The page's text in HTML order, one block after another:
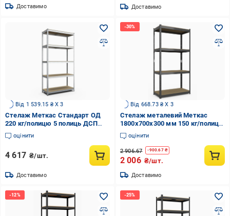
Доставимо Доставимо
Від 1 539.15 ₴ X 3
Стелаж Меткас Стандарт ОД
220 кг/полицю 5 полиць ДСП
оцинкований металевий
2400x1200x600 мм (3DPanda-
оцінити
4 617 ₴/шт.
Доставимо
Від 668.73 ₴ X 3
Стелаж металевий Меткас
1800x700x300 мм 150 кг/полицю
МДФ фарбований Чорний
(БМЧ-3)
оцінити
2 906.67 -900.67₴
2 006 ₴/шт.
Доставимо